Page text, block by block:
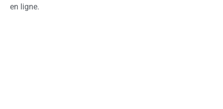
en ligne.